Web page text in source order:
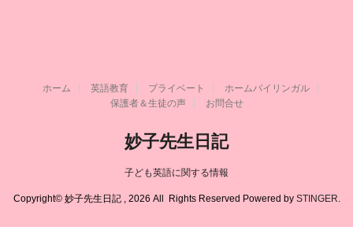
ホーム 英語教育 プライベート
ホームバイリンガル
保護者＆生徒の声
お問合せ
妙子先生日記
子ども英語に関する情報
Copyright© 妙子先生日記 , 2026 All Rights Reserved Powered by STINGER